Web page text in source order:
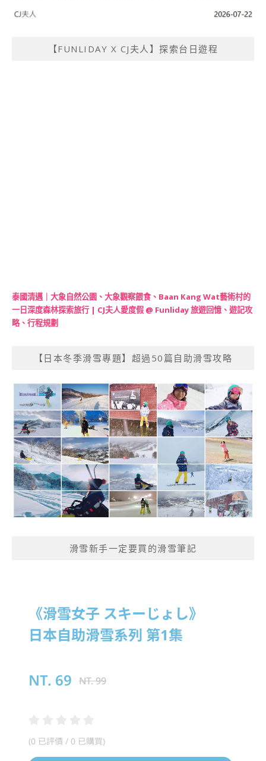
【FUNLIDAY X CJ夫人】探索台日遊程
泰國清邁｜大象自然公園、大象觀察餵食、Baan Kang Wat藝術村的
一日深度森林探索旅行 | CJ夫人愛度假 @ Funliday 旅遊回憶、遊記攻
略、行程規劃
【日本冬季滑雪專題】超過50篇自助滑雪攻略
滑雪新手一定要買的滑雪筆記